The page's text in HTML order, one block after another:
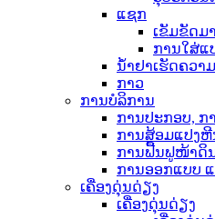
ແຊກ
ເຂັມຂັດມ
ການໃສ່ແ
ນ້ຳຢາເຮັດຄວາ
ກາວ
ການບໍລິການ
ການປະກອບ, ກ
ການສ້ອມແປງ
ການຟື້ນຟູໜ້າດິ
ການອອກແບບ
ເຄື່ອງດຸ່ນດ່ຽງ
ເຄື່ອງດຸ່ນດ່ຽງ